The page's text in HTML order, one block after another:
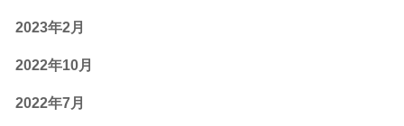
2023年2月
2022年10月
2022年7月